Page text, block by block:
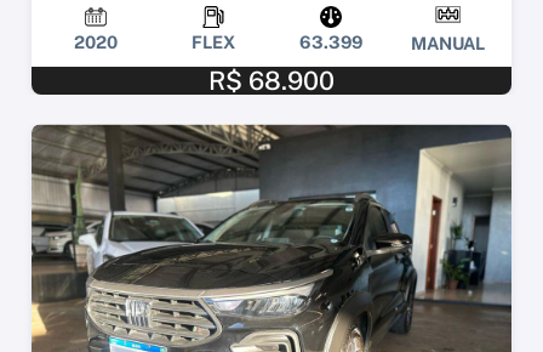
2020 FLEX 63.399 MANUAL
R$ 68.900